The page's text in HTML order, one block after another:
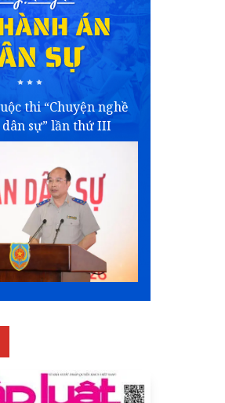
thi “Chuyện nghề
sự” lần thứ III